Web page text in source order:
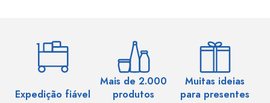
Expedição fiável
Mais de 2.000
produtos
Muitas ideias
para presentes